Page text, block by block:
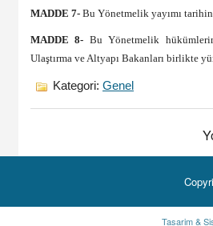
MADDE 7- Bu Yönetmelik yayımı
MADDE 8- Bu Yönetmelik
Ulaştırma ve Altyapı Bakanları birlikte
Kategori: Genel
Tasarim &